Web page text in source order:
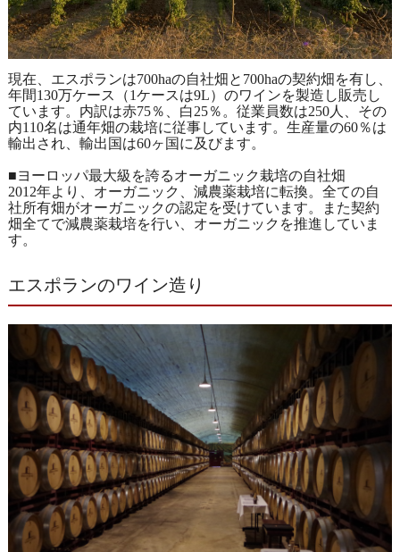
現在、エスポランは700haの自社畑と700haの契約畑を有し、
年間130万ケース（1ケースは9L）のワインを製造し販売し
ています。内訳は赤75％、白25％。従業員数は250人、その
内110名は通年畑の栽培に従事しています。生産量の60％は
輸出され、輸出国は60ヶ国に及びます。
■ヨーロッパ最大級を誇るオーガニック栽培の自社畑
2012年より、オーガニック、減農薬栽培に転換。全ての自
社所有畑がオーガニックの認定を受けています。また契約
畑全てで減農薬栽培を行い、オーガニックを推進していま
す。
エスポランのワイン造り